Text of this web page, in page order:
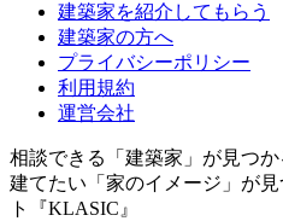
建築家を紹介してもらう
建築家の方へ
プライバシーポリシー
利用規約
運営会社
相談できる「建築家」が見つか
建てたい「家のイメージ」が見
ト『KLASIC』